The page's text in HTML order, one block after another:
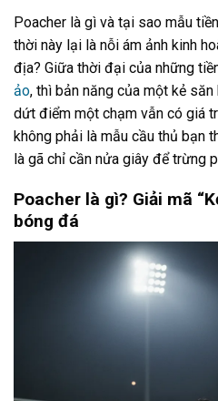
Poacher là gì và tại sao mẫu
thời này lại là nỗi ám ảnh kinh
địa? Giữa thời đại của những
ảo, thì bản năng của một kẻ
dứt điểm một chạm vẫn có giá
không phải là mẫu cầu thủ bạn
là gã chỉ cần nửa giây để trừng
Poacher là gì? Giải mã
bóng đá